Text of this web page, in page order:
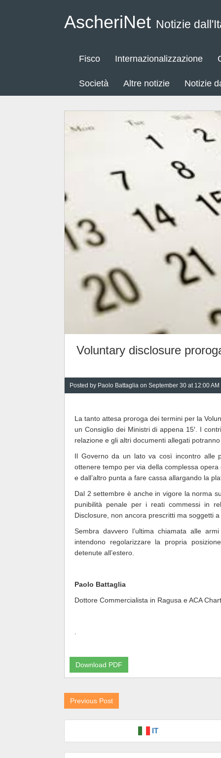
AscheriNet Notizie
Fisco Internazionalizzazione
Società Altre notizie Notizie
Voluntary disclosure
Posted by Paolo Battaglia on September 30 at 12:00 AM
La tanto attesa proroga dei termini per la
un Consiglio dei Ministri di appena 15′. I
relazione e gli altri documenti allegati
Il Governo da un lato va così incontro alle
ottenere tempo per via della complessa
e dall’altro punta a fare cassa allargando la
Dal 2 settembre è anche in vigore la norma
punibilità penale per i reati commessi in
Disclosure, non ancora prescritti ma soggetti
Sembra davvero l’ultima chiamata alle
intendono regolarizzare la propria
detenute all’estero.
Paolo Battaglia
Dottore Commercialista in Ragusa e ACA
Download PDF
Previous Post
IT